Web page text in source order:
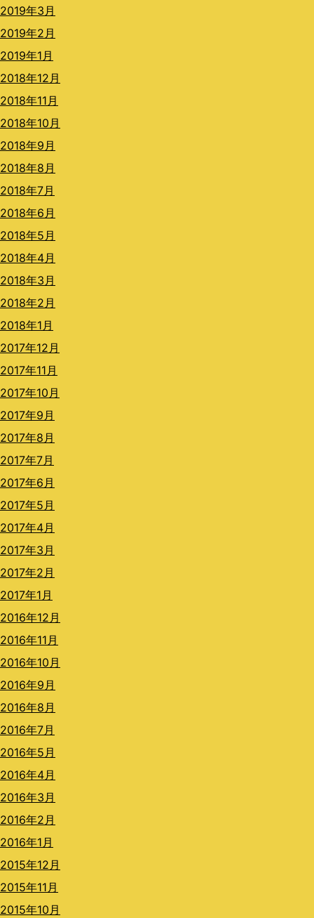
2019年3月
2019年2月
2019年1月
2018年12月
2018年11月
2018年10月
2018年9月
2018年8月
2018年7月
2018年6月
2018年5月
2018年4月
2018年3月
2018年2月
2018年1月
2017年12月
2017年11月
2017年10月
2017年9月
2017年8月
2017年7月
2017年6月
2017年5月
2017年4月
2017年3月
2017年2月
2017年1月
2016年12月
2016年11月
2016年10月
2016年9月
2016年8月
2016年7月
2016年5月
2016年4月
2016年3月
2016年2月
2016年1月
2015年12月
2015年11月
2015年10月